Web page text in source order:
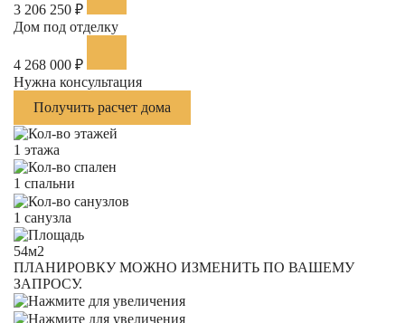
3 206 250 ₽
Дом под отделку
4 268 000 ₽
Нужна консультация
Получить расчет дома
1 этажа
1 спальни
1 санузла
54м2
ПЛАНИРОВКУ МОЖНО ИЗМЕНИТЬ ПО ВАШЕМУ
ЗАПРОСУ.